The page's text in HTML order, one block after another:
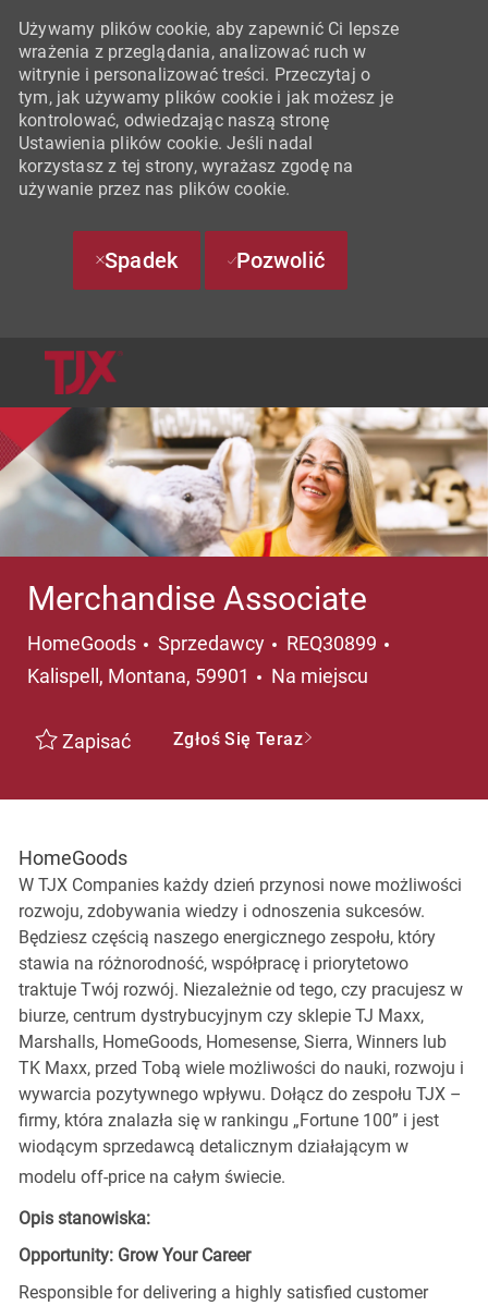
Używamy plików cookie, aby zapewnić Ci lepsze
wrażenia z przeglądania, analizować ruch w
witrynie i personalizować treści. Przeczytaj o
tym, jak używamy plików cookie i jak możesz je
kontrolować, odwiedzając naszą stronę
Ustawienia plików cookie. Jeśli nadal
korzystasz z tej strony, wyrażasz zgodę na
używanie przez nas plików cookie.
Spadek Pozwolić
Merchandise Associate
HomeGoods Kategoria
Sprzedawcy REQ30899
Kalispell, Montana, 59901
Na miejscu
Zapisać Zgłoś Się Teraz
HomeGoods
W TJX Companies każdy dzień przynosi nowe możliwości
rozwoju, zdobywania wiedzy i odnoszenia sukcesów.
Będziesz częścią naszego energicznego zespołu, który
stawia na różnorodność, współpracę i priorytetowo
traktuje Twój rozwój. Niezależnie od tego, czy pracujesz w
biurze, centrum dystrybucyjnym czy sklepie TJ Maxx,
Marshalls, HomeGoods, Homesense, Sierra, Winners lub
TK Maxx, przed Tobą wiele możliwości do nauki, rozwoju i
wywarcia pozytywnego wpływu. Dołącz do zespołu TJX –
firmy, która znalazła się w rankingu „Fortune 100” i jest
wiodącym sprzedawcą detalicznym działającym w
modelu off-price na całym świecie.
Opis stanowiska:
Opportunity: Grow Your Career
Responsible for delivering a highly satisfied customer